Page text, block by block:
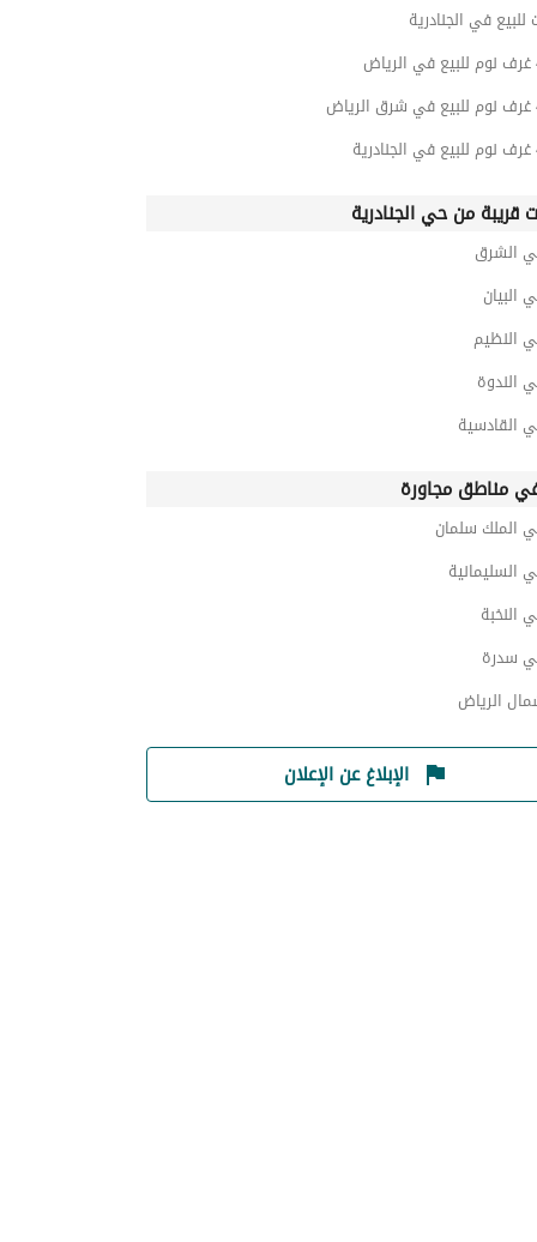
للبيع في الجنادرية
قريبة من حي الجنادرية
الشرق
البيان
النظيم
الندوة
القادسية
مناطق مجاورة
الملك سلمان
السليمانية
النخبة
سدرة
الرياض
الإبلاغ عن الإعلان